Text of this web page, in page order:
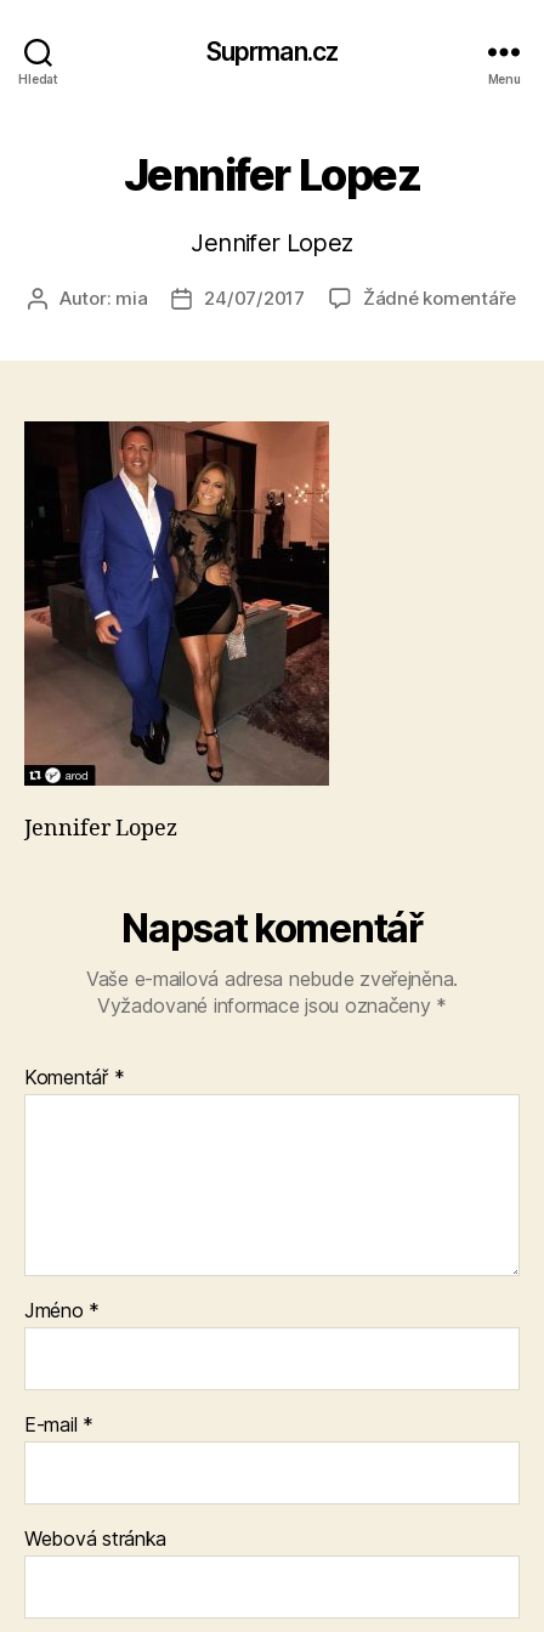
Hledat
Suprman.cz
Menu
Jennifer Lopez
Jennifer Lopez
AutorAutor: mia
Datum
24/07/2017 Žádné komentářeu
Jennifer Lopez
Napsat komentář
Vaše e-mailová adresa nebude zveřejněna.
Vyžadované informace jsou označeny *
Komentář *
Jméno *
E-mail *
Webová stránka